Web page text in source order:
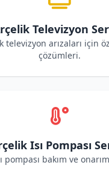
Televizyon
televizyon arızaları için
çözümleri.
Isı Pompası
pompası bakım ve